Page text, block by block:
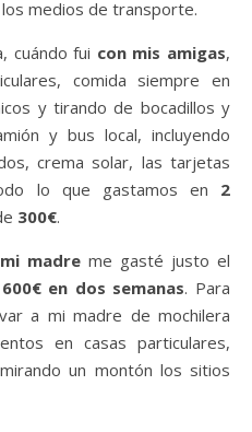
medios de transporte.
cuándo fui con mis amigas,
comida siempre en
y tirando de bocadillos y
y bus local, incluyendo
crema solar, las tarjetas
lo que gastamos en 2
300€.
madre me gasté justo el
600€ en dos semanas. Para
a mi madre de mochilera
en casas particulares,
un montón los sitios